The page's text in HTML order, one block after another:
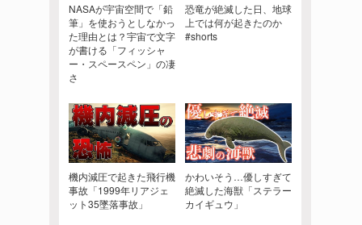
NASAが宇宙空間で「鉛
筆」を使おうとしなかっ
た理由とは？宇宙で文字
が書ける「フィッシャ
ー・スペースペン」の凄
さ
恐竜が絶滅した日、地球
上では何が起きたのか
#shorts
機内減圧で起きた飛行機
事故「1999年リアジェ
ット35墜落事故」
かわいそう…優しすぎて
絶滅した海獣「ステラー
カイギュウ」